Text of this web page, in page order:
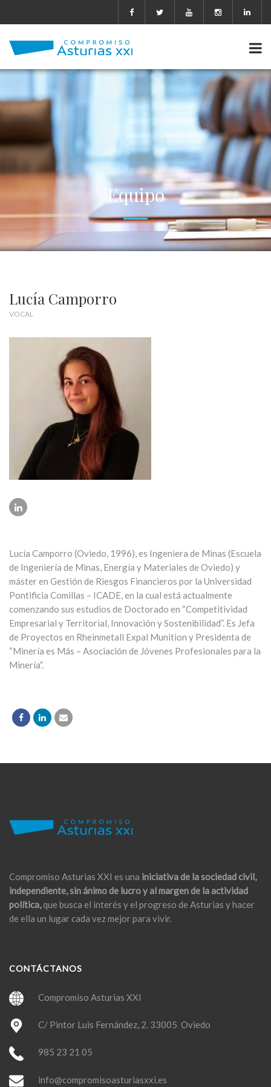
Equipo
Lucía Camporro
VOCAL
Lucía Camporro (Oviedo, 1996), es Ingeniera de Minas (Escuela
de Ingeniería de Minas, Energía y Materiales de Oviedo) y
máster en Gestión de Riesgos Financieros por la Universidad
Pontificia Comillas – ICADE, en la cual está actualmente
comenzando sus estudios de Doctorado en “Competitividad
Empresarial y Territorial, Innovación y Sostenibilidad”. Es Jefa
de Proyectos en Rheinmetall Expal Munition y Presidenta de
“Minería es Más – Asociación de Jóvenes Profesionales para la
Minería”.
Compromiso Asturias XXI es una iniciativa de la sociedad civil,
independiente, sin ánimo de lucro y al margen de la actividad
política,que busca el interés y el progreso de Asturias y hacer
de ella un lugar cada vez mejor para vivir.
CONTÁCTANOS
Compromiso Asturias XXI
C/ Pintor Luis Fernández, 2. 33005 Oviedo
985 23 21 05
info@compromisoasturiasxxi.es